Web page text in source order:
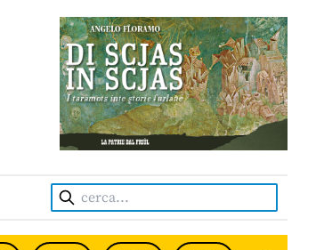
• MENSILE FRIULANO
Cerca: